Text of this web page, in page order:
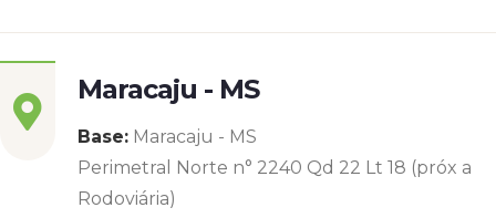
Maracaju - MS
Base: Maracaju - MS
Perimetral Norte n° 2240 Qd 22 Lt 18 (próx a
Rodoviária)